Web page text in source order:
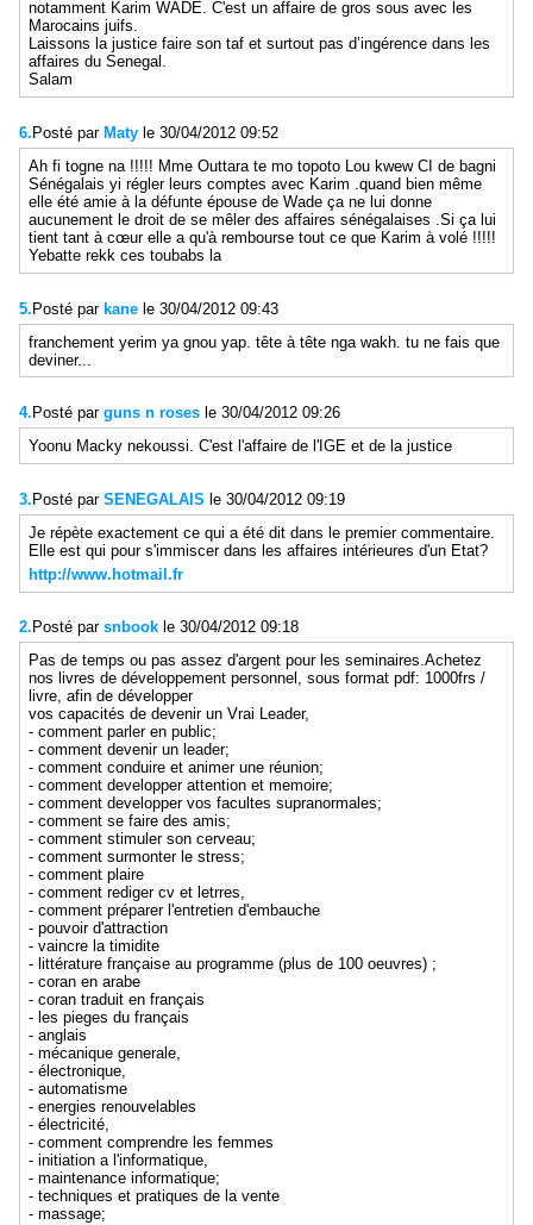
notamment Karim WADE. C'est un affaire de gros sous avec les
Marocains juifs.
Laissons la justice faire son taf et surtout pas d’ingérence dans les
affaires du Senegal.
Salam
6. Posté par Maty le 30/04/2012 09:52
Ah fi togne na !!!!! Mme Outtara te mo topoto Lou kwew CI de bagni
Sénégalais yi régler leurs comptes avec Karim .quand bien même
elle été amie à la défunte épouse de Wade ça ne lui donne
aucunement le droit de se mêler des affaires sénégalaises .Si ça lui
tient tant à cœur elle a qu'à rembourse tout ce que Karim à volé !!!!!
Yebatte rekk ces toubabs la
5.Posté par kane le 30/04/2012 09:43
franchement yerim ya gnou yap. tête à tête nga wakh. tu ne fais que
deviner...
4. Posté par guns n roses le 30/04/2012 09:26
Yoonu Macky nekoussi. C'est l'affaire de l'IGE et de la justice
3. Posté par SENEGALAIS le 30/04/2012 09:19
Je répète exactement ce qui a été dit dans le premier commentaire.
Elle est qui pour s'immiscer dans les affaires intérieures d'un Etat?
http://www.hotmail.fr
2. Posté par snbook le 30/04/2012 09:18
Pas de temps ou pas assez d'argent pour les seminaires.Achetez
nos livres de développement personnel, sous format pdf: 1000frs /
livre, afin de développer
vos capacités de devenir un Vrai Leader,
- comment parler en public;
- comment devenir un leader;
- comment conduire et animer une réunion;
- comment developper attention et memoire;
- comment developper vos facultes supranormales;
- comment se faire des amis;
- comment stimuler son cerveau;
- comment surmonter le stress;
- comment plaire
- comment rediger cv et letrres,
- comment préparer l'entretien d'embauche
- pouvoir d'attraction
- vaincre la timidite
- littérature française au programme (plus de 100 oeuvres) ;
- coran en arabe
- coran traduit en français
- les pieges du français
- anglais
- mécanique generale,
- électronique,
- automatisme
- energies renouvelables
- électricité,
- comment comprendre les femmes
- initiation a l'informatique,
- maintenance informatique;
- techniques et pratiques de la vente
- massage;